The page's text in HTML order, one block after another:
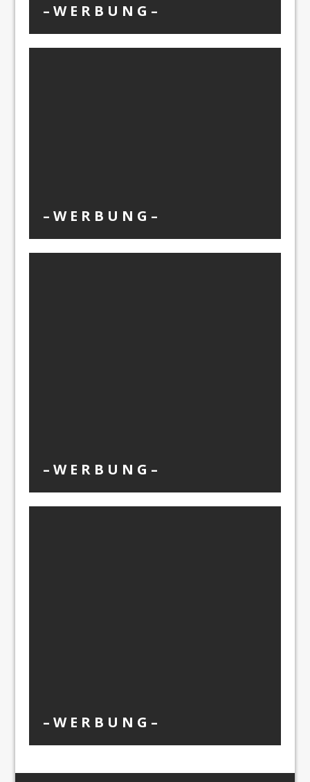
– W Ε R Β U Ν G –
– W Ε R Β U Ν G –
– W Ε R Β U Ν G –
– W Ε R Β U Ν G –